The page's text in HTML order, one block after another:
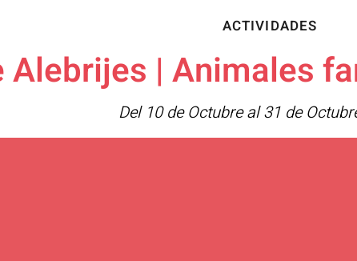
ACTIVIDADES
Alebrijes | Animales
Del 10 de Octubre al 31 de